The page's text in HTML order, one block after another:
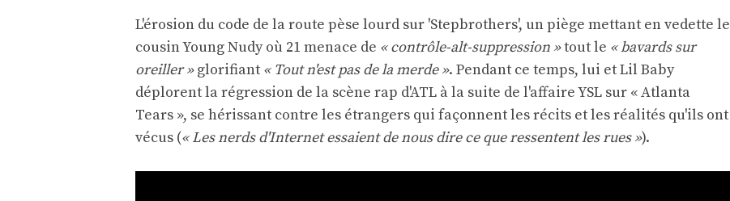
L'érosion du code de la route pèse lourd sur 'Stepbrothers', un piège mettant en vedette le
cousin Young Nudy où 21 menace de « contrôle-alt-suppression »tout le « bavards sur
oreiller »glorifiant « Tout n'est pas de la merde ». Pendant ce temps, lui et Lil Baby
déplorent la régression de la scène rap d'ATL à la suite de l'affaire YSL sur « Atlanta
Tears », se hérissant contre les étrangers qui façonnent les récits et les réalités qu'ils ont
vécus (« Les nerds d'Internet essaient de nous dire ce que ressentent les rues »).